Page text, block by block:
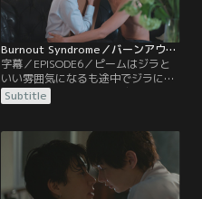
Burnout Syndrome／バーンアウト・シンドローム 第06話／字幕
字幕／EPISODE6／ピームはジラと
いい雰囲気になるも途中でジラに拒
否されてしまい、意気消沈する。一
方、ジラはピームからのアプローチ
の、ピームの絵はなぜかうまく描く
ことができない。そんな中、ジラは
コーから新たな仕事の依頼とあるゲ
ームを提案されるが…。
Subtitle